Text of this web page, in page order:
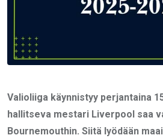
Valioliiga käynnistyy perjantaina
hallitseva mestari Liverpool saa
Bournemouthin. Siitä lyödään